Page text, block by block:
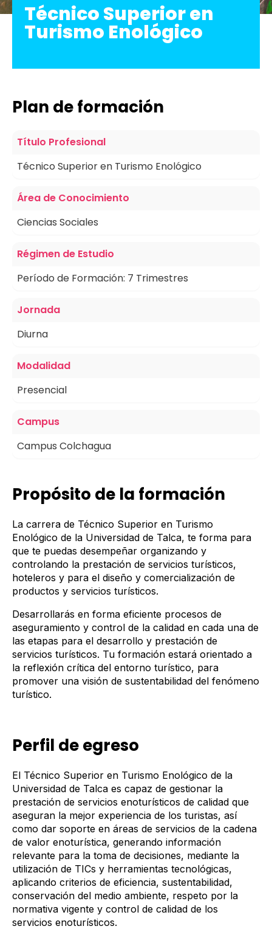
press
shortcut
activates
screen
reader
help
navigate
interact
with
content.
Técnico Superior en
Turismo Enológico
Plan de formación
Título Profesional
Técnico Superior en Turismo Enológico
Área de Conocimiento
Ciencias Sociales
Régimen de Estudio
Período de Formación: 7 Trimestres
Jornada
Diurna
Modalidad
Presencial
Campus
Campus Colchagua
Propósito de la formación
La carrera de Técnico Superior en Turismo
Enológico de la Universidad de Talca, te forma para
que te puedas desempeñar organizando y
controlando la prestación de servicios turísticos,
hoteleros y para el diseño y comercialización de
productos y servicios turísticos.
Desarrollarás en forma eficiente procesos de
aseguramiento y control de la calidad en cada una de
las etapas para el desarrollo y prestación de
servicios turísticos. Tu formación estará orientado a
la reflexión crítica del entorno turístico, para
promover una visión de sustentabilidad del fenómeno
turístico.
Perfil de egreso
El Técnico Superior en Turismo Enológico de la
Universidad de Talca es capaz de gestionar la
prestación de servicios enoturísticos de calidad que
aseguran la mejor experiencia de los turistas, así
como dar soporte en áreas de servicios de la cadena
de valor enoturística, generando información
relevante para la toma de decisiones, mediante la
utilización de TICs y herramientas tecnológicas,
aplicando criterios de eficiencia, sustentabilidad,
conservación del medio ambiente, respeto por la
normativa vigente y control de calidad de los
servicios enoturísticos.